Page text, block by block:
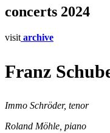
concerts 2024
visit archive
Franz
Immo Schröder, tenor
Roland Möhle, piano